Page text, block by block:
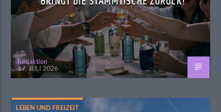
Redaktion
17. JULI 2026
LEBEN UND FREIZEIT